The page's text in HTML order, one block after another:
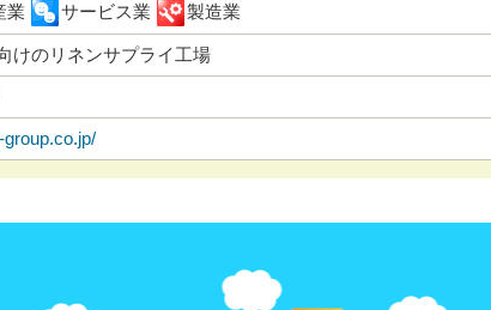
業 サービス業 製造業
けのリネンサプライ工場
group.co.jp/